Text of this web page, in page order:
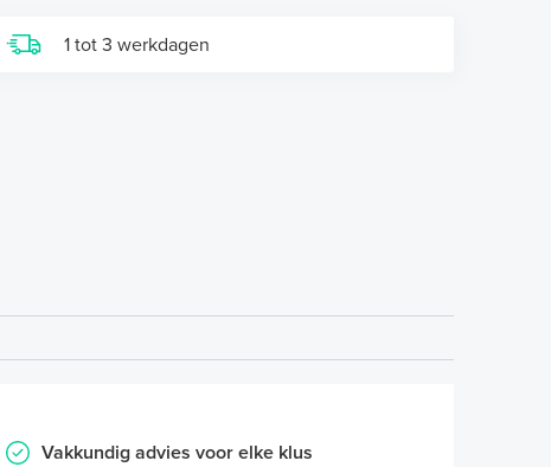
1 tot 3 werkdagen
Vakkundig advies voor elke klus